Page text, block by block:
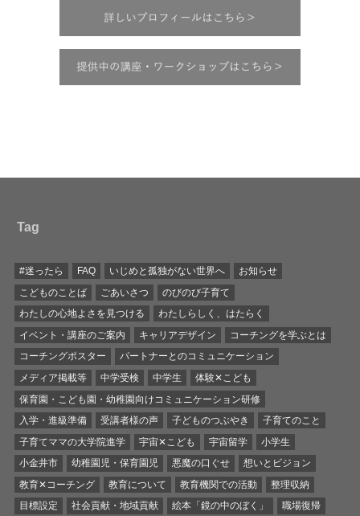
Tag
#迷ったら FAQ いじめと孤独がない世界へ
お知らせ
こどものことば
ごあいさつ
のびのび子育て
わたしの心地よさを見つける
わたしらしく、はたらく
イベント・講座のご案内
キャリアデザイン
コーチングを学ぶとは
コーチングポスター
パートナーとのコミュニケーション
メディア掲載等
中学受検 中学生
体験✕こども
保育園・こども園・幼稚園向けコミュニケーション研修
入学・進級準備
受講者様の声 子どものつぶやき
子育てのこと
子育てママの大学院進学
宇宙✕こども 宇宙留学
小学生
小金井市
幼稚園児・保育園児 悪魔の口ぐせ
想いとビジョン
教育✕コーチング
教育について 教育機関での活動
整理収納
目標設定
社会貢献・地域貢献 絵本「鏡の中のぼく」
職場復帰